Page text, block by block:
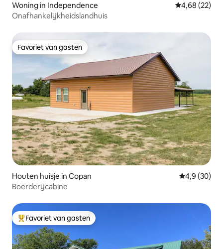
Woning in Independence Gemiddelde
4,68 (22)
Onafhankelijkheidslandhuis
Favoriet van gasten
Favoriet van gasten
Houten huisje in Copan Gemiddelde
4,9 (30)
Boerderijcabine
Topfavoriet van gasten
Favoriet van gasten